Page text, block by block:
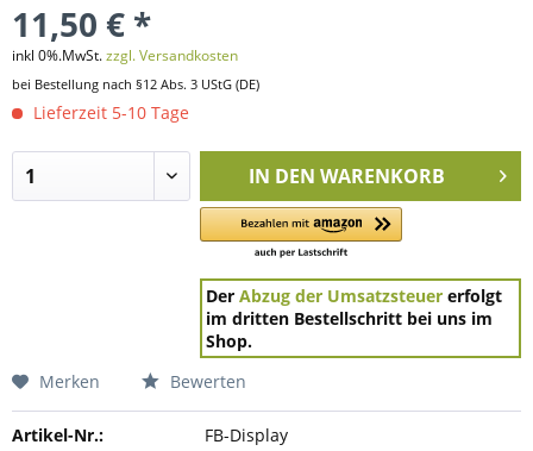
11,50 € *
inkl 0%.MwSt.zzgl. Versandkosten
bei Bestellung nach §12 Abs. 3 UStG (DE)
Lieferzeit 5-10 Tage
IN DEN WARENKORB
DerAbzug der Umsatzsteuer erfolgt
im dritten Bestellschritt bei uns im
Shop.
Merken
Bewerten
Artikel-Nr.:
FB-Display